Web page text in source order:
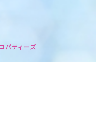
パティーズ